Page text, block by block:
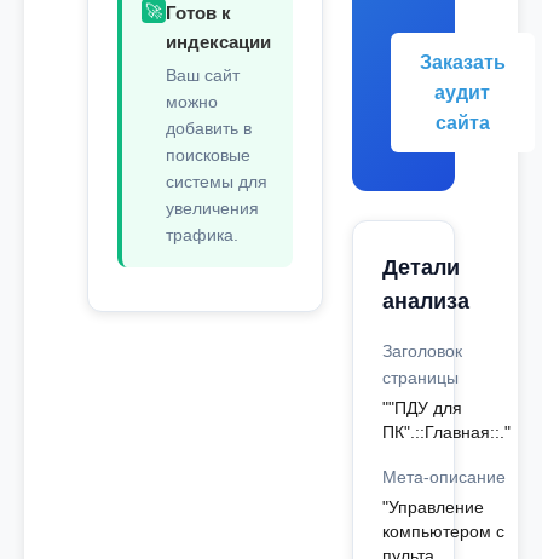
🚀 Готов к
индексации
Ваш сайт
можно
добавить в
поисковые
системы для
увеличения
трафика.
Заказать
аудит
сайта
Детали
анализа
Заголовок
страницы
""ПДУ для
ПК".::Главная::."
Мета-описание
"Управление
компьютером с